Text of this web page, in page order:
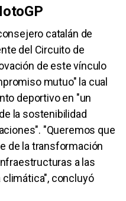
catalán de
del Circuito de
de este vínculo
mutuo" la cual
deportivo en "un
la sostenibilidad
"Queremos que
de la transformación
a las
concluyó